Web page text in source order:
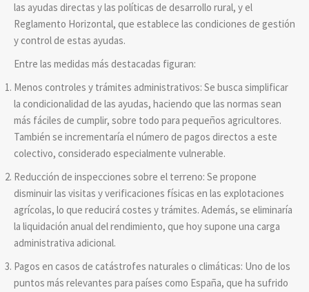
las ayudas directas y las políticas de desarrollo rural, y el
Reglamento Horizontal, que establece las condiciones de gestión
y control de estas ayudas.
Entre las medidas más destacadas figuran:
Menos controles y trámites administrativos: Se busca simplificar
la condicionalidad de las ayudas, haciendo que las normas sean
más fáciles de cumplir, sobre todo para pequeños agricultores.
También se incrementaría el número de pagos directos a este
colectivo, considerado especialmente vulnerable.
Reducción de inspecciones sobre el terreno: Se propone
disminuir las visitas y verificaciones físicas en las explotaciones
agrícolas, lo que reducirá costes y trámites. Además, se eliminaría
la liquidación anual del rendimiento, que hoy supone una carga
administrativa adicional.
Pagos en casos de catástrofes naturales o climáticas: Uno de los
puntos más relevantes para países como España, que ha sufrido